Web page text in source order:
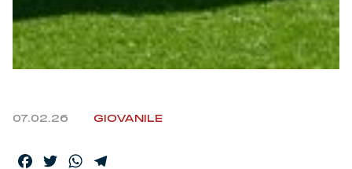
07.02.26 GIOVANILE
Facebook
TwitterWhatsApp